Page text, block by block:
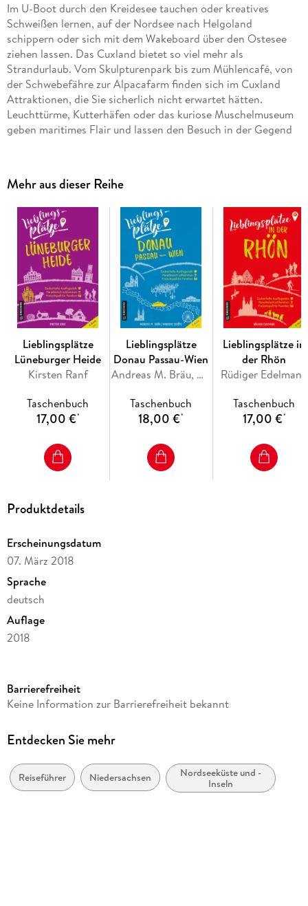
Im U-Boot durch den Kreidesee tauchen oder kreatives
Schweißen lernen, auf der Nordsee nach Helgoland
schippern oder sich mit dem Wakeboard über den Ostesee
ziehen lassen. Das Cuxland bietet so viel mehr als
Strandurlaub. Vom Skulpturenpark bis zum Mühlencafé, von
der Schwebefähre zur Alpacafarm finden sich im Cuxland
Attraktionen, die Sie sicherlich nicht erwartet hätten.
Leuchttürme, Kutterhäfen oder das kuriose Muschelmuseum
geben maritimes Flair und lassen den Besuch in der Gegend
Mehr aus dieser Reihe
Lieblingsplätze
Lüneburger Heide
Kirsten Ranf
Taschenbuch
17,00 €*
Lieblingsplätze
Donau Passau-Wien
Andreas M. Bräu, Andreas Schöps
Taschenbuch
18,00 €*
Lieblingsplätze in
der Rhön
Rüdiger Edelmann
Taschenbuch
17,00 €*
Produktdetails
Erscheinungsdatum
07. März 2018
Sprache
deutsch
Auflage
2018
Reihe
Autor/Autorin
Verlag/Hersteller
Gmeiner Verlag
Barrierefreiheit
Keine Information zur Barrierefreiheit bekannt
Entdecken Sie mehr
Reiseführer Niedersachsen
Nordseeküste und -
Inseln